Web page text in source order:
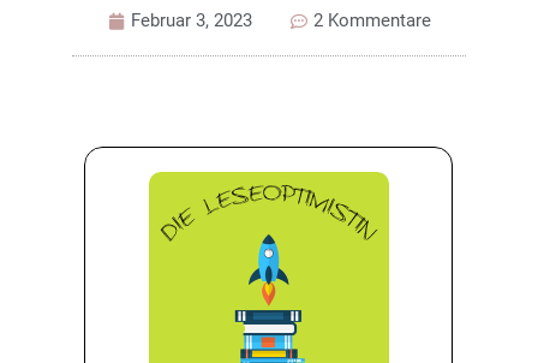
Februar 3, 2023
2 Kommentare